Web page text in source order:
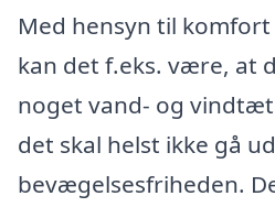
Med hensyn til
kan det f.eks. være, at
noget vand- og vindtæt
det skal helst ikke gå
bevægelsesfriheden.